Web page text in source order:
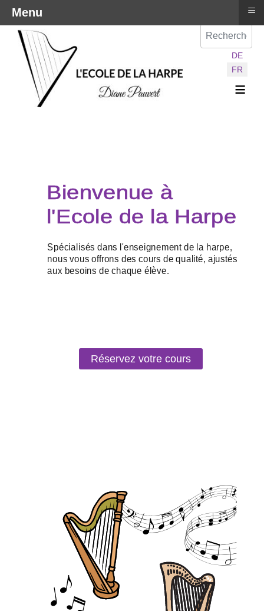
Sélectionnez
DE
FR
≡
Réservez votre cours
Menu ≡